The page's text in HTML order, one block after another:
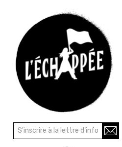
contenu
principal